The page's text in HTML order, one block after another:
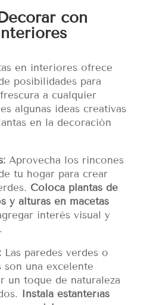
con
en interiores ofrece
posibilidades para
a cualquier
algunas ideas creativas
en la decoración
Aprovecha los rincones
tu hogar para crear
Coloca plantas de
y alturas en macetas
interés visual y
Las paredes verdes o
son una excelente
un toque de naturaleza
Instala estanterías